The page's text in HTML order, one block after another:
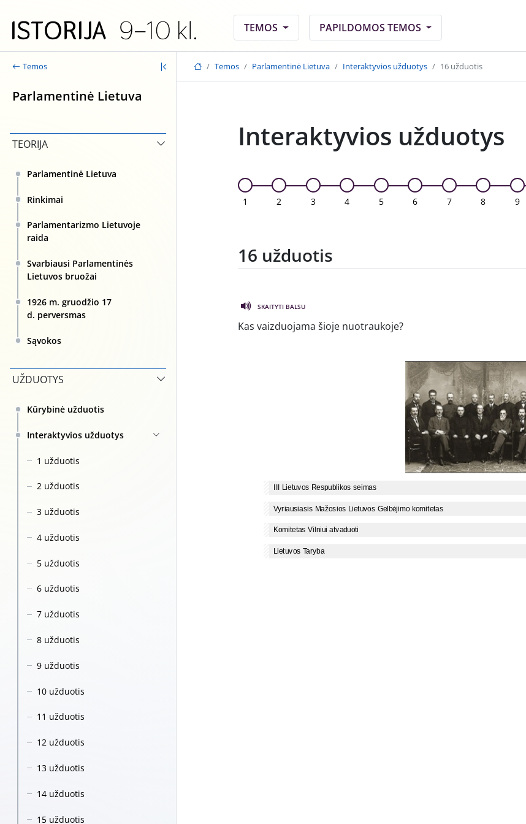
TEMOS
PAPILDOMOS TEMOS
Temos
Parlamentinė Lietuva
TEORIJA
Parlamentinė Lietuva
Rinkimai
Parlamentarizmo Lietuvoje
raida
Svarbiausi Parlamentinės
Lietuvos bruožai
1926 m. gruodžio 17
d. perversmas
Sąvokos
UŽDUOTYS
Kūrybinė užduotis
Interaktyvios užduotys
1 užduotis
2 užduotis
3 užduotis
4 užduotis
5 užduotis
6 užduotis
7 užduotis
8 užduotis
9 užduotis
10 užduotis
11 užduotis
12 užduotis
13 užduotis
14 užduotis
15 užduotis
Temos Parlamentinė Lietuva Interaktyvios užduotys 16 užduotis
Interaktyvios užduotys
1 2 3 4 5 6 7 8 9
16 užduotis
SKAITYTI BALSU
Kas vaizduojama šioje nuotraukoje?